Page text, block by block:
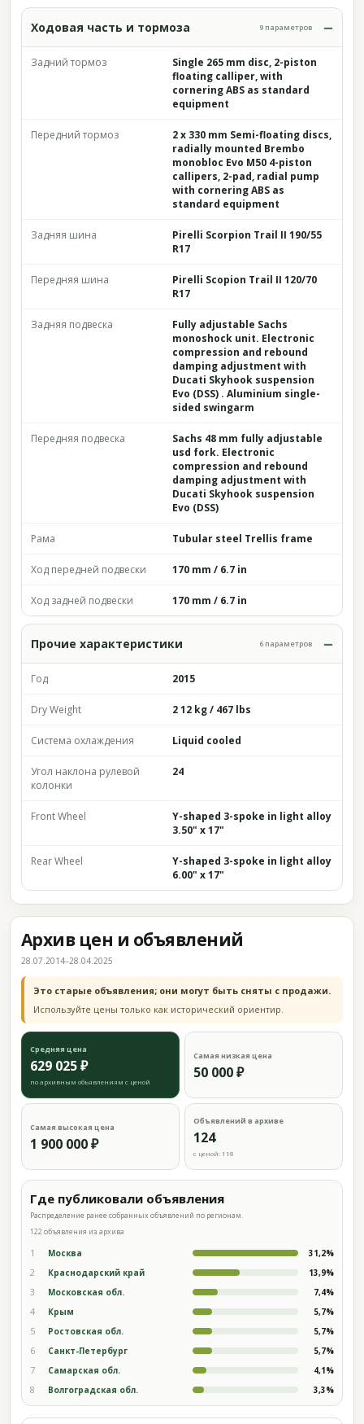
Ходовая часть и тормоза 9 параметров
Задний тормоз
Single 265 mm disc, 2-piston
floating calliper, with
cornering ABS as standard
equipment
Передний тормоз
2 x 330 mm Semi-floating discs,
radially mounted Brembo
monobloc Evo M50 4-piston
callipers, 2-pad, radial pump
with cornering ABS as
standard equipment
Задняя шина
Pirelli Scorpion Trail II 190/55
R17
Передняя шина
Pirelli Scopion Trail II 120/70
R17
Задняя подвеска
Fully adjustable Sachs
monoshock unit. Electronic
compression and rebound
damping adjustment with
Ducati Skyhook suspension
Evo (DSS) . Aluminium single-
sided swingarm
Передняя подвеска
Sachs 48 mm fully adjustable
usd fork. Electronic
compression and rebound
damping adjustment with
Ducati Skyhook suspension
Evo (DSS)
Рама Tubular steel Trellis frame
Ход передней подвески 170 mm / 6.7 in
Ход задней подвески 170 mm / 6.7 in
Прочие характеристики 6 параметров
Год 2015
Dry Weight 2 12 kg / 467 lbs
Система охлаждения Liquid cooled
Угол наклона рулевой
колонки
24
Front Wheel
Y-shaped 3-spoke in light alloy
3.50" x 17"
Rear Wheel
Y-shaped 3-spoke in light alloy
6.00" x 17"
Архив цен и объявлений
28.07.2014–28.04.2025
Это старые объявления; они могут быть сняты с продажи.
Используйте цены только как исторический ориентир.
Средняя цена
629 025 ₽
по архивным объявлениям с ценой
Самая низкая цена
50 000 ₽
Самая высокая цена
1 900 000 ₽
Объявлений в архиве
124
с ценой: 118
Где публиковали объявления
Распределение ранее собранных объявлений по регионам.
122 объявления из архива
1 Москва 31,2%
2 Краснодарский край 13,9%
3 Московская обл. 7,4%
4 Крым 5,7%
5 Ростовская обл. 5,7%
6 Санкт-Петербург 5,7%
7 Самарская обл. 4,1%
8 Волгоградская обл. 3,3%